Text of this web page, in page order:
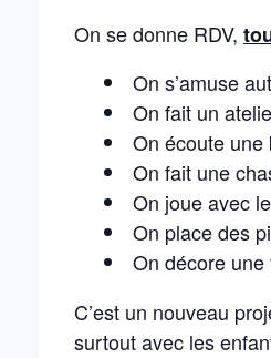
On se donne RDV,
On s’amuse
On fait un
On écoute une
On fait une
On joue avec
On place des
On décore
C’est un nouveau
surtout avec les